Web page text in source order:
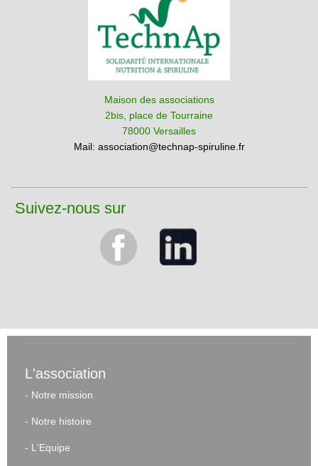
Maison des associations
2bis, place de Tourraine
78000 Versailles
Mail: association@technap-spiruline.fr
Suivez-nous sur
L'association
- Notre mission
- Notre histoire
- L'Equipe